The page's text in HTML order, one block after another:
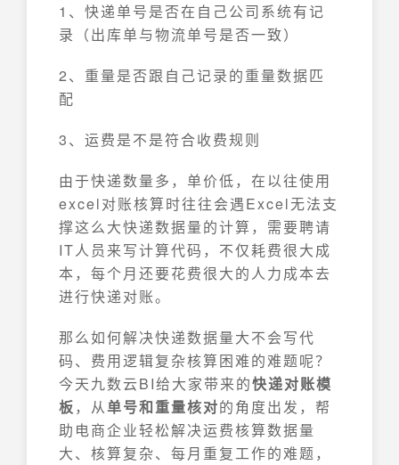
1、快递单号是否在自己公司系统有记
录（出库单与物流单号是否一致）
2、重量是否跟自己记录的重量数据匹
配
3、运费是不是符合收费规则
由于快递数量多，单价低，在以往使用
excel对账核算时往往会遇Excel无法支
撑这么大快递数据量的计算，需要聘请
IT人员来写计算代码，不仅耗费很大成
本，每个月还要花费很大的人力成本去
进行快递对账。
那么如何解决快递数据量大不会写代
码、费用逻辑复杂核算困难的难题呢？
今天九数云BI给大家带来的快递对账模
板 ，从单号和重量核对的角度出发，帮
助电商企业轻松解决运费核算数据量
大、核算复杂、每月重复工作的难题，